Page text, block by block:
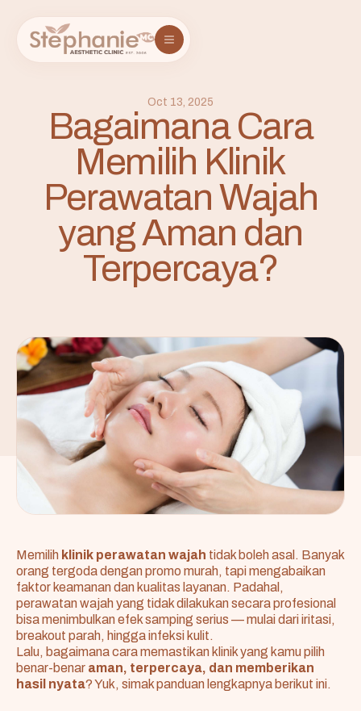
Oct 13, 2025
Bagaimana Cara
Memilih Klinik
Perawatan Wajah
yang Aman dan
Terpercaya?
Memilih klinik perawatan wajah tidak boleh asal. Banyak
orang tergoda dengan promo murah, tapi mengabaikan
faktor keamanan dan kualitas layanan. Padahal,
perawatan wajah yang tidak dilakukan secara profesional
bisa menimbulkan efek samping serius — mulai dari iritasi,
breakout parah, hingga infeksi kulit.
Lalu, bagaimana cara memastikan klinik yang kamu pilih
benar-benar aman, terpercaya, dan memberikan
hasil nyata? Yuk, simak panduan lengkapnya berikut ini.